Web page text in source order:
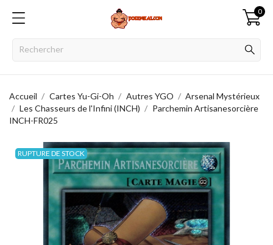
0
Accueil Cartes Yu-Gi-Oh Autres YGO
Arsenal Mystérieux
Les Chasseurs de l'Infini (INCH)
Parchemin Artisanesorcière
INCH-FR025
RUPTURE DE STOCK